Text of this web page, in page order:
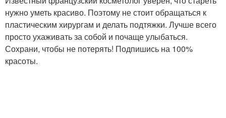
нужно уметь красиво. Поэтому не стоит обращаться к
пластическим хирургам и делать подтяжки. Лучше всего
просто ухаживать за собой и почаще улыбаться.
Сохрани, чтобы не потерять! Подпишись на 100%
красоты.